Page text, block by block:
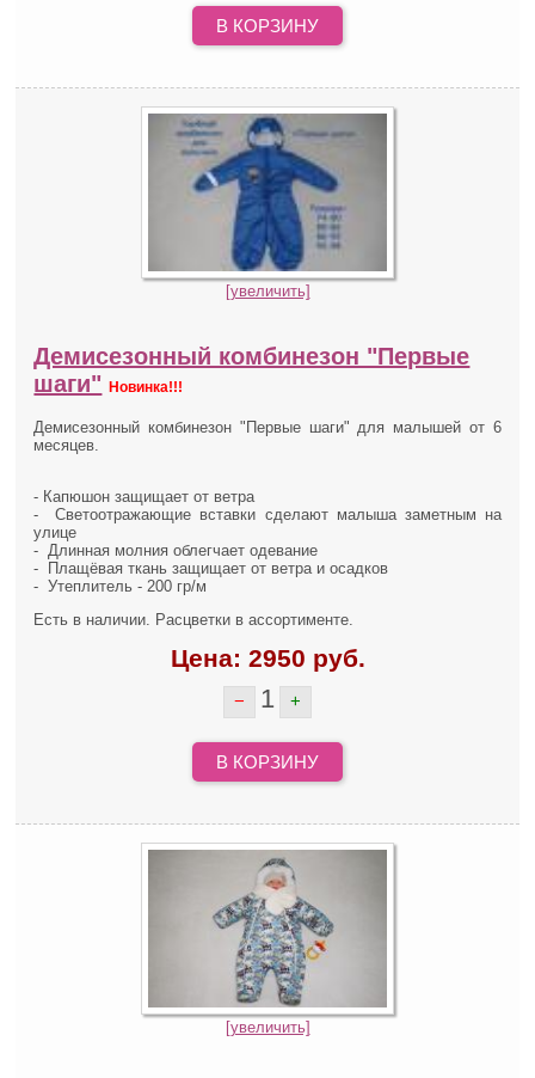
В КОРЗИНУ
[увеличить]
Демисезонный комбинезон "Первые
шаги" Новинка!!!
Демисезонный комбинезон "Первые шаги" для малышей от 6
месяцев.
- Капюшон защищает от ветра
- Светоотражающие вставки сделают малышазаметным на
улице
- Длинная молния облегчает одевание
- Плащёвая ткань защищает от ветра и осадков
- Утеплитель - 200 гр/м
Есть в наличии. Расцветки в ассортименте.
Цена: 2950 руб.
− 1 +
В КОРЗИНУ
[увеличить]